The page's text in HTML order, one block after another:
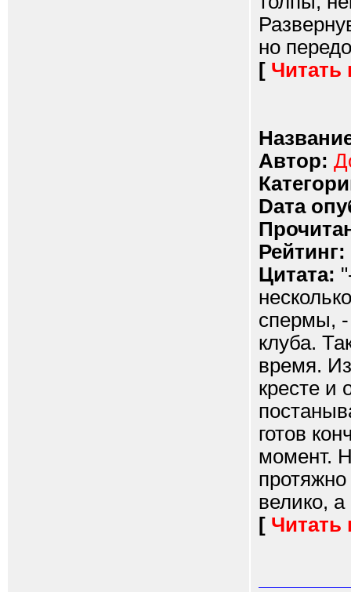
но
[ Читать
Автор:
Dата
Рейтинг:
Цитата:
спермы, -
клуба.
время.
кресте и
готов
момент.
велико,
[ Читать